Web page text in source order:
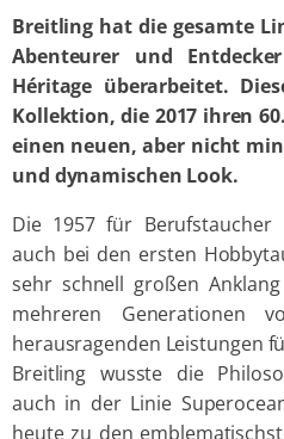
Breitling hat die gesamte
Abenteurer und
Héritage überarbeitet.
Kollektion, die 2017 ihren
einen neuen, aber nicht
und dynamischen Look.
Die 1957 für Berufstaucher
auch bei den ersten
sehr schnell großen
mehreren Generationen
herausragenden Leistungen
Breitling wusste die
auch in der Linie
heute zu den